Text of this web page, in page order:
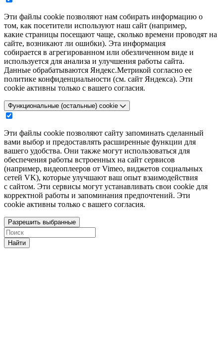
Эти файлы cookie позволяют нам собирать информацию о
том, как посетители используют наш сайт (например,
какие страницы посещают чаще, сколько времени проводят на
сайте, возникают ли ошибки). Эта информация
собирается в агрегированном или обезличенном виде и
используется для анализа и улучшения работы сайта.
Данные обрабатываются Яндекс.Метрикой согласно ее
политике конфиденциальности (см. сайт Яндекса). Эти
cookie активны только с вашего согласия.
Функциональные (остальные) cookie
Эти файлы cookie позволяют сайту запоминать сделанный
вами выбор и предоставлять расширенные функции для
вашего удобства. Они также могут использоваться для
обеспечения работы встроенных на сайт сервисов
(например, видеоплееров от Vimeo, виджетов социальных
сетей VK), которые улучшают ваш опыт взаимодействия
с сайтом. Эти сервисы могут устанавливать свои cookie для
корректной работы и запоминания предпочтений. Эти
cookie активны только с вашего согласия.
Разрешить выбранные
Найти